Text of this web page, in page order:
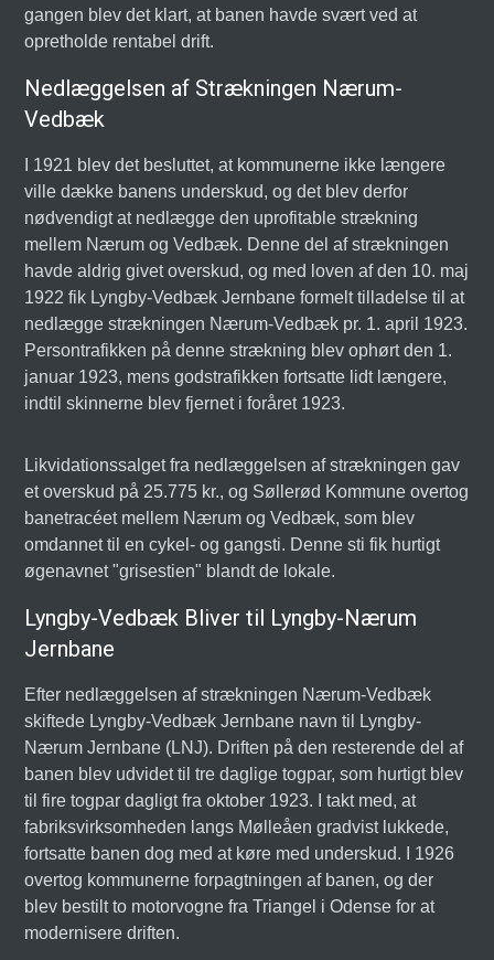
gangen blev det klart, at banen havde svært ved at
opretholde rentabel drift.
Nedlæggelsen af Strækningen Nærum-
Vedbæk
I 1921 blev det besluttet, at kommunerne ikke længere
ville dække banens underskud, og det blev derfor
nødvendigt at nedlægge den uprofitable strækning
mellem Nærum og Vedbæk. Denne del af strækningen
havde aldrig givet overskud, og med loven af den 10. maj
1922 fik Lyngby-Vedbæk Jernbane formelt tilladelse til at
nedlægge strækningen Nærum-Vedbæk pr. 1. april 1923.
Persontrafikken på denne strækning blev ophørt den 1.
januar 1923, mens godstrafikken fortsatte lidt længere,
indtil skinnerne blev fjernet i foråret 1923.
Likvidationssalget fra nedlæggelsen af strækningen gav
et overskud på 25.775 kr., og Søllerød Kommune overtog
banetracéet mellem Nærum og Vedbæk, som blev
omdannet til en cykel- og gangsti. Denne sti fik hurtigt
øgenavnet "grisestien" blandt de lokale.
Lyngby-Vedbæk Bliver til Lyngby-Nærum
Jernbane
Efter nedlæggelsen af strækningen Nærum-Vedbæk
skiftede Lyngby-Vedbæk Jernbane navn til Lyngby-
Nærum Jernbane (LNJ). Driften på den resterende del af
banen blev udvidet til tre daglige togpar, som hurtigt blev
til fire togpar dagligt fra oktober 1923. I takt med, at
fabriksvirksomheden langs Mølleåen gradvist lukkede,
fortsatte banen dog med at køre med underskud. I 1926
overtog kommunerne forpagtningen af banen, og der
blev bestilt to motorvogne fra Triangel i Odense for at
modernisere driften.